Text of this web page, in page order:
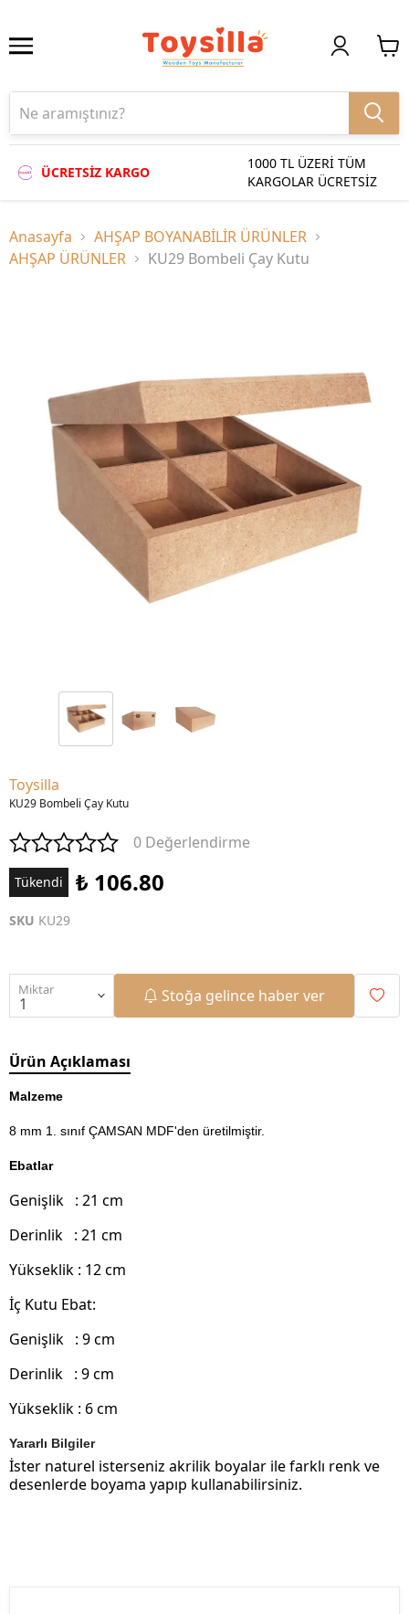
ÜCRETSİZ KARGO
1000 TL ÜZERİ TÜM
KARGOLAR ÜCRETSİZ
Anasayfa
AHŞAP BOYANABİLİR ÜRÜNLER
AHŞAP ÜRÜNLER
KU29 Bombeli Çay Kutu
Toysilla
KU29 Bombeli Çay Kutu
0 Değerlendirme
Tükendi ₺ 106.80
SKU KU29
Miktar Stoğa gelince haber ver
Ürün Açıklaması
Malzeme
8 mm 1. sınıf ÇAMSAN MDF'den üretilmiştir.
Ebatlar
Genişlik : 21 cm
Derinlik : 21 cm
Yükseklik : 12 cm
İç Kutu Ebat:
Genişlik : 9 cm
Derinlik : 9 cm
Yükseklik : 6 cm
Yararlı Bilgiler
İster naturel isterseniz akrilik boyalar ile farklı renk ve
desenlerde boyama yapıp kullanabilirsiniz.